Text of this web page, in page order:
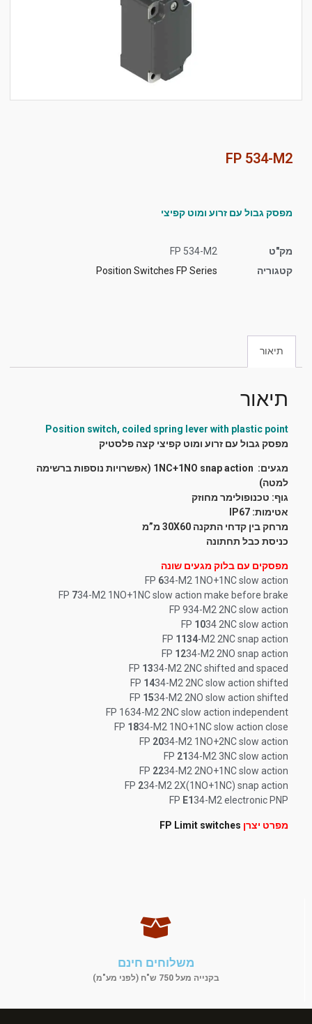
האפשרויות
FP 534-M2
מפסק גבול עם זרוע ומוט קפיצי
מק"ט
FP 534-M2
קטגוריה
Position Switches FP Series
תיאור
תיאור
Position switch, coiled spring lever with plastic point
מפסק גבול עם זרוע ומוט קפיצי קצה פלסטיק
מגעים: 1NC+1NO snap action
(אפשרויות נוספות ברשימה
למטה)
גוף: טכנופולימר מחוזק
אטימות: IP67
מרחק בין קדחי התקנה 30X60 מ”מ
כניסת כבל תחתונה
מפסקים עם בלוק מגעים שונה
FP 634-M2 1NO+1NC slow action
FP 734-M2 1NO+1NC slow action make before brake
FP 934-M2 2NC slow action
FP 1034 2NC slow action
FP 1134-M2 2NC snap action
FP 1234-M2 2NO snap action
FP 1334-M2 2NC shifted and spaced
FP 1434-M2 2NC slow action shifted
FP 1534-M2 2NO slow action shifted
FP 1634-M2 2NC slow action independent
FP 1834-M2 1NO+1NC slow action close
FP 2034-M2 1NO+2NC slow action
FP 2134-M2 3NC slow action
FP 2234-M2 2NO+1NC slow action
FP 234-M2 2X(1NO+1NC) snap action
FP E134-M2 electronic PNP
מפרט יצרן FP Limit switches
משלוחים חינם
בקנייה מעל 750 ש"ח (לפני מע"מ)